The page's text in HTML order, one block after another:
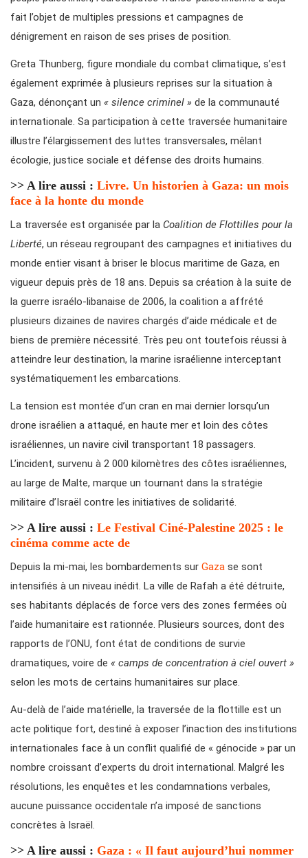
fait l’objet de multiples pressions et campagnes de
dénigrement en raison de ses prises de position.
Greta Thunberg, figure mondiale du combat climatique, s’est
également exprimée à plusieurs reprises sur la situation à
Gaza, dénonçant un « silence criminel » de la communauté
internationale. Sa participation à cette traversée humanitaire
illustre l’élargissement des luttes transversales, mêlant
écologie, justice sociale et défense des droits humains.
>> A lire aussi : Livre. Un historien à Gaza: un mois
face à la honte du monde
La traversée est organisée par la Coalition de Flottilles pour la
Liberté, un réseau regroupant des campagnes et initiatives du
monde entier visant à briser le blocus maritime de Gaza, en
vigueur depuis près de 18 ans. Depuis sa création à la suite de
la guerre israélo-libanaise de 2006, la coalition a affrété
plusieurs dizaines de navires chargés d’aide médicale et de
biens de première nécessité. Très peu ont toutefois réussi à
atteindre leur destination, la marine israélienne interceptant
systématiquement les embarcations.
La tension est montée d’un cran en mai dernier lorsqu’un
drone israélien a attaqué, en haute mer et loin des côtes
israéliennes, un navire civil transportant 18 passagers.
L’incident, survenu à 2 000 kilomètres des côtes israéliennes,
au large de Malte, marque un tournant dans la stratégie
militaire d’Israël contre les initiatives de solidarité.
>> A lire aussi : Le Festival Ciné-Palestine 2025 : le
cinéma comme acte de
Depuis la mi-mai, les bombardements sur Gaza se sont
intensifiés à un niveau inédit. La ville de Rafah a été détruite,
ses habitants déplacés de force vers des zones fermées où
l’aide humanitaire est rationnée. Plusieurs sources, dont des
rapports de l’ONU, font état de conditions de survie
dramatiques, voire de « camps de concentration à ciel ouvert »
selon les mots de certains humanitaires sur place.
Au-delà de l’aide matérielle, la traversée de la flottille est un
acte politique fort, destiné à exposer l’inaction des institutions
internationales face à un conflit qualifié de « génocide » par un
nombre croissant d’experts du droit international. Malgré les
résolutions, les enquêtes et les condamnations verbales,
aucune puissance occidentale n’a imposé de sanctions
concrètes à Israël.
>> A lire aussi : Gaza : « Il faut aujourd’hui nommer